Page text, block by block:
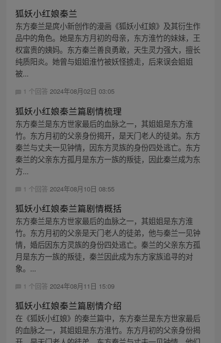
狐妖小红娘秦兰
东方秦兰是庹小新创作的漫画《狐妖小红娘》及其衍生作
品中的角色。她是东方月初的母亲，东方淮竹的妹妹，王
权富贵的姨妈。东方秦兰善良勇敢，天生灵力强大，擅长
纯质阳炎。她曾与姐姐淮竹被妖怪掳走，后来误会姐姐
被...
1 个回答 2024年08月02日 03:05
狐妖小红娘秦兰篇剧情梳理
东方秦兰是东方世家最后的血脉之一，其姐姐是东方淮
竹。东方月初的父亲身份揭开，是天门老人的徒弟。东方
秦兰与丈夫一见钟情，因东方灵族的身份四处逃亡。东方
秦兰的父亲东方孤月是东方一族的叛徒，因此秦兰成为东
方...
1 个回答 2024年08月10日 08:55
狐妖小红娘秦兰篇剧情概括
东方秦兰是东方世家最后的血脉之一，其姐姐是东方淮
竹。东方月初的父亲是天门老人的徒弟，他与秦兰一见钟
情，婚后因东方灵族的身份四处逃亡。秦兰的父亲东方孤
月是东方一族的叛徒，秦兰因此成为东方家族追寻的对
象。...
1 个回答 2024年08月11日 15:09
狐妖小红娘秦兰篇剧情介绍
在《狐妖小红娘》的秦兰篇中，东方秦兰是东方世家最后
的血脉之一，其姐姐是东方淮竹。东方月初的父亲身份揭